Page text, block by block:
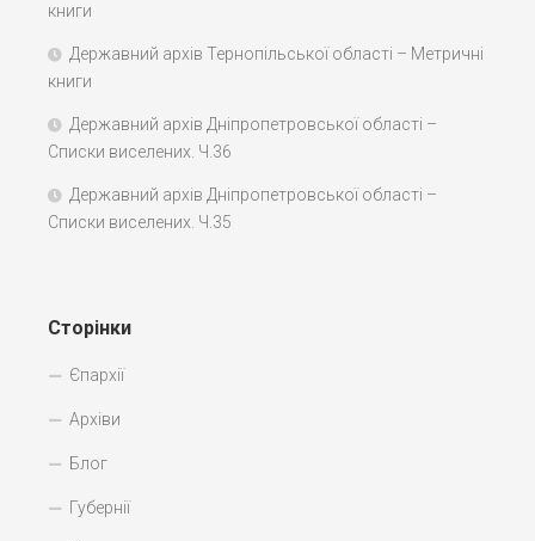
книги
Державний архів Тернопільської області – Метричні
книги
Державний архів Дніпропетровської області –
Списки виселених. Ч.36
Державний архів Дніпропетровської області –
Списки виселених. Ч.35
Сторінки
Єпархії
Архіви
Блог
Губернії